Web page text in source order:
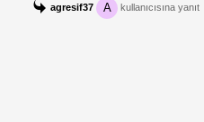
agresif37 A kullanıcısına yanıt